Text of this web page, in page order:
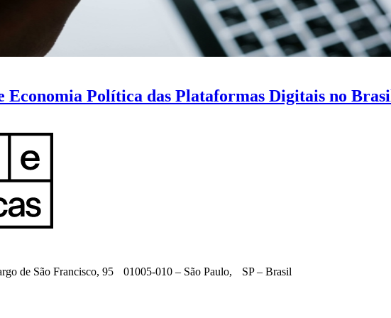
Economia Política das Plataformas Digitais no
de São Francisco, 95 01005-010 – São Paulo, SP – Brasil